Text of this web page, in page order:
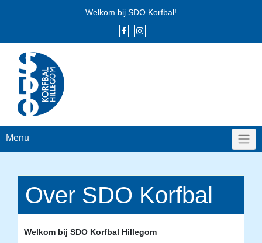
Welkom bij SDO Korfbal!
Menu
Over SDO Korfbal
Welkom bij SDO Korfbal Hillegom